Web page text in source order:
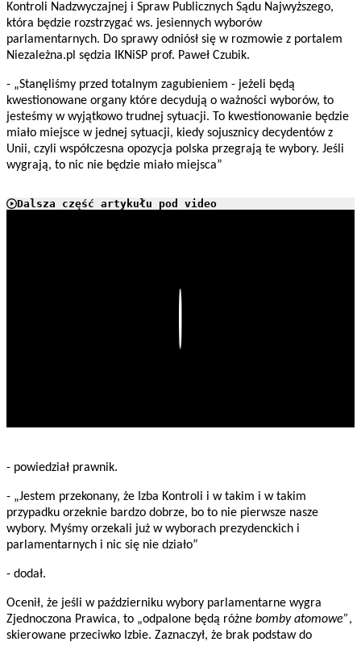
Kontroli Nadzwyczajnej i Spraw Publicznych Sądu Najwyższego,
która będzie rozstrzygać ws. jesiennych wyborów
parlamentarnych. Do sprawy odniósł się w rozmowie z portalem
Niezależna.pl sędzia IKNiSP prof. Paweł Czubik.
- „Stanęliśmy przed totalnym zagubieniem - jeżeli będą
kwestionowane organy które decydują o ważności wyborów, to
jesteśmy w wyjątkowo trudnej sytuacji. To kwestionowanie będzie
miało miejsce w jednej sytuacji, kiedy sojusznicy decydentów z
Unii, czyli współczesna opozycja polska przegrają te wybory. Jeśli
wygrają, to nic nie będzie miało miejsca”
Dalsza część artykułu pod video
- powiedział prawnik.
- „Jestem przekonany, że Izba Kontroli i w takim i w takim
przypadku orzeknie bardzo dobrze, bo to nie pierwsze nasze
wybory. Myśmy orzekali już w wyborach prezydenckich i
parlamentarnych i nic się nie działo”
- dodał.
Ocenił, że jeśli w październiku wybory parlamentarne wygra
Zjednoczona Prawica, to „odpalone będą różne bomby atomowe”,
skierowane przeciwko Izbie. Zaznaczył, że brak podstaw do